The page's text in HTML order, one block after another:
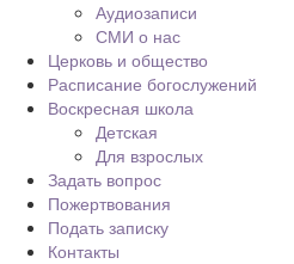
Аудиозаписи
СМИ о нас
Церковь и общество
Расписание богослужений
Воскресная школа
Детская
Для взрослых
Задать вопрос
Пожертвования
Подать записку
Контакты